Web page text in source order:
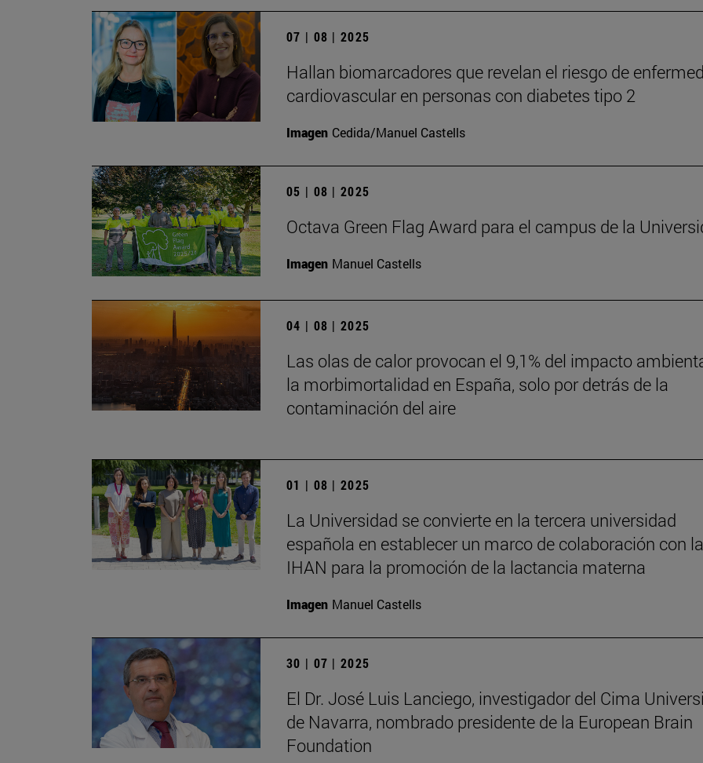
07 | 08 | 2025
Hallan biomarcadores que revelan el riesgo de
cardiovascular en personas con diabetes tipo 2
Imagen Cedida/Manuel Castells
05 | 08 | 2025
Octava Green Flag Award para el campus de la
Imagen Manuel Castells
04 | 08 | 2025
Las olas de calor provocan el 9,1% del impacto
la morbimortalidad en España, solo por detrás de la
contaminación del aire
01 | 08 | 2025
La Universidad se convierte en la tercera universidad
española en establecer un marco de colaboración con la
IHAN para la promoción de la lactancia materna
Imagen Manuel Castells
30 | 07 | 2025
El Dr. José Luis Lanciego, investigador del Cima
de Navarra, nombrado presidente de la European Brain
Foundation